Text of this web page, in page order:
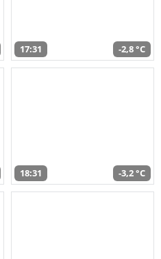
17:31 -2,8 °C
18:31 -3,2 °C